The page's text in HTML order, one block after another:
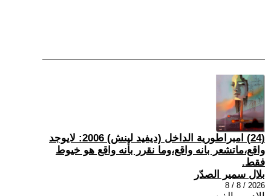
(24) امبراطورية الداخل (ديفيد لينش) 2006: لايوجد
واقع،ماتشعر بانه واقع،وما نقرر بأنه واقع هو خيوط
فقط.
بلال سمير الصدّر
2026 / 8 / 8